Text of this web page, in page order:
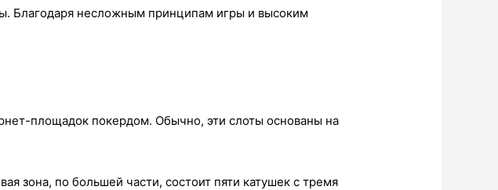
Благодаря несложным принципам игры и высоким
площадок покердом. Обычно, эти слоты основаны на
зона, по большей части, состоит пяти катушек с тремя